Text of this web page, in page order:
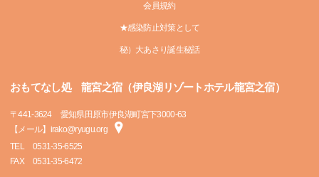
会員規約
★感染防止対策として
秘）大あさり誕生秘話
おもてなし処 龍宮之宿（伊良湖リゾートホテル龍宮之宿）
〒441-3624
愛知県田原市伊良湖町宮下3000-63
【メール】irako@ryugu.org
TEL
0531-35-6525
FAX
0531-35-6472